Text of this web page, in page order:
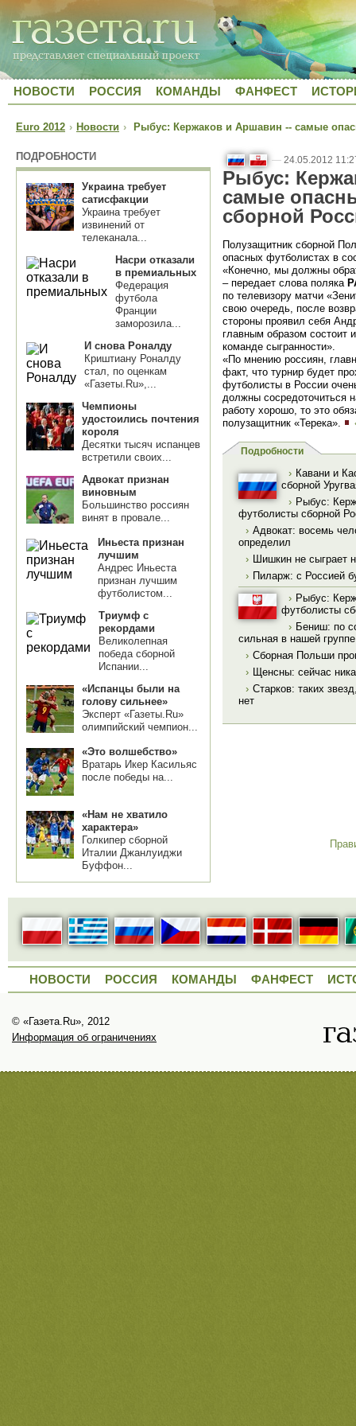
НОВОСТИ РОССИЯ КОМАНДЫ ФАНФЕСТ
Euro 2012 › Новости › Рыбус: Кержаков и Аршавин -- самые
ПОДРОБНОСТИ
Украина требует
сатисфакции
Украина требует
извинений от
телеканала...
Насри отказали
в премиальных
Федерация
футбола
Франции
заморозила...
И снова Роналду
Криштиану Роналду
стал, по оценкам
«Газеты.Ru»,...
Чемпионы
удостоились почтения
короля
Десятки тысяч испанцев
встретили своих...
Адвокат признан
виновным
Большинство россиян
винят в провале...
Иньеста признан
лучшим
Андрес Иньеста
признан лучшим
футболистом...
Триумф с
рекордами
Великолепная
победа сборной
Испании...
«Испанцы были на
голову сильнее»
Эксперт «Газеты.Ru»
олимпийский чемпион...
«Это волшебство»
Вратарь Икер Касильяс
после победы на...
«Нам не хватило
характера»
Голкипер сборной
Италии Джанлуиджи
Буффон...
— 24.05.2012
Рыбус:
самые
сборной
Полузащитник сборной
опасных футболистах в
«Конечно, мы должны
– передает слова поляка
по телевизору матчи
свою очередь, после
стороны проявил себя
главным образом состоит
команде сыгранности».
«По мнению россиян,
факт, что турнир будет
футболисты в России
должны сосредоточиться
работу хорошо, то это
полузащитник «Терека».
Подробности
› Кавани и
сборной
› Рыбус:
футболисты сборной
› Адвокат: восемь
определил
› Шишкин не сыграет
› Пиларж: с Россией
› Рыбус:
футболисты
› Бениш: по
сильная в нашей группе
› Сборная Польши
› Щенсны: сейчас
› Старков: таких
нет
НОВОСТИ РОССИЯ КОМАНДЫ ФАНФЕСТ
© «Газета.Ru», 2012
Информация об ограничениях